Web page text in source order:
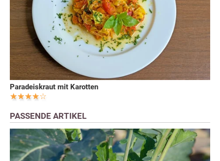
Paradeiskraut mit Karotten
PASSENDE ARTIKEL